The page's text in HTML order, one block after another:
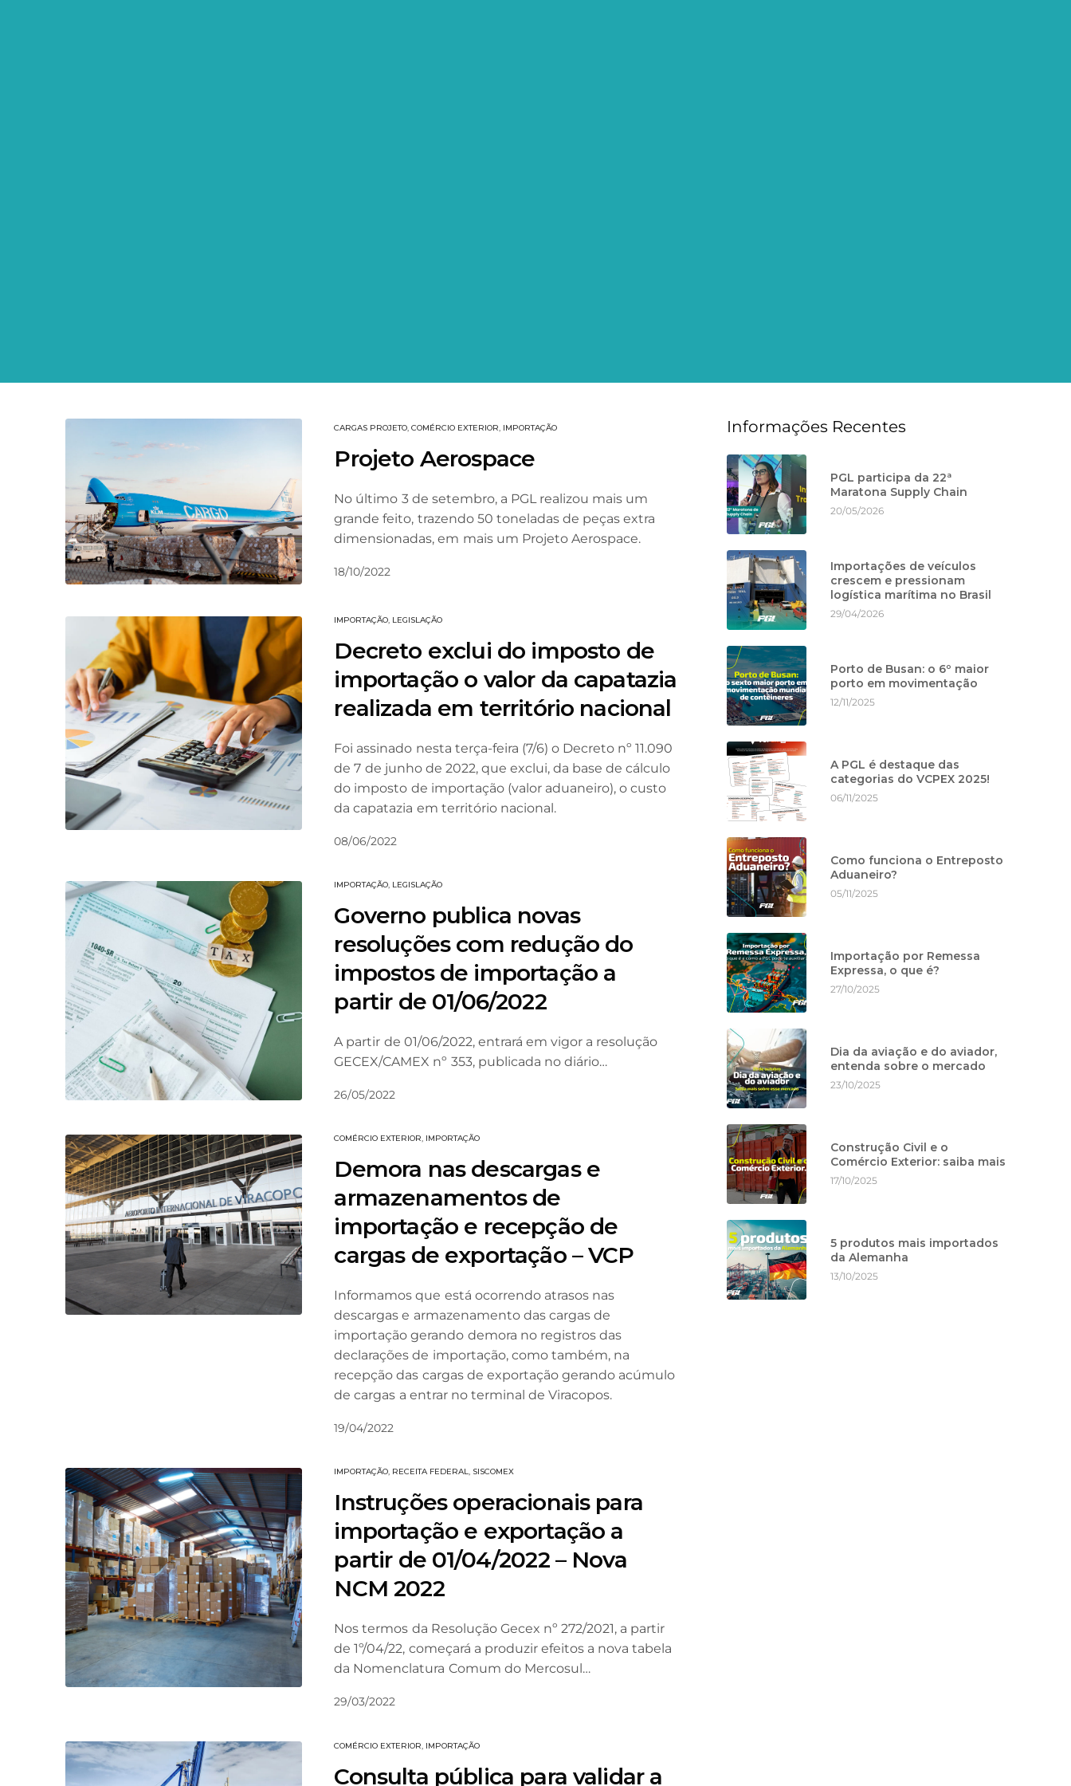
CARGAS PROJETO,COMÉRCIO EXTERIOR, IMPORTAÇÃO
Projeto Aerospace
No último 3 de setembro, a PGL realizou mais um
grande feito, trazendo 50 toneladas de peças extra
dimensionadas, em mais um Projeto Aerospace.
18/10/2022
IMPORTAÇÃO, LEGISLAÇÃO
Decreto exclui do imposto de
importação o valor da capatazia
realizada em território nacional
Foi assinado nesta terça-feira (7/6) o Decreto nº 11.090
de 7 de junho de 2022, que exclui, da base de cálculo
do imposto de importação (valor aduaneiro), o custo
da capatazia em território nacional.
08/06/2022
IMPORTAÇÃO, LEGISLAÇÃO
Governo publica novas
resoluções com redução do
impostos de importação a
partir de 01/06/2022
A partir de 01/06/2022, entrará em vigor a resolução
GECEX/CAMEX nº 353, publicada no diário…
26/05/2022
COMÉRCIO EXTERIOR, IMPORTAÇÃO
Demora nas descargas e
armazenamentos de
importação e recepção de
cargas de exportação – VCP
Informamos que está ocorrendo atrasos nas
descargas e armazenamento das cargas de
importação gerando demora no registros das
declarações de importação, como também, na
recepção das cargas de exportação gerando acúmulo
de cargas a entrar no terminal de Viracopos.
19/04/2022
IMPORTAÇÃO, RECEITA FEDERAL, SISCOMEX
Instruções operacionais para
importação e exportação a
partir de 01/04/2022 – Nova
NCM 2022
Nos termos da Resolução Gecex nº 272/2021, a partir
de 1º/04/22, começará a produzir efeitos a nova tabela
da Nomenclatura Comum do Mercosul…
29/03/2022
COMÉRCIO EXTERIOR, IMPORTAÇÃO
Consulta pública para validar a
Informações Recentes
PGL participa da 22ª
Maratona Supply Chain
20/05/2026
Importações de veículos
crescem e pressionam
logística marítima no Brasil
29/04/2026
Porto de Busan: o 6º maior
porto em movimentação
12/11/2025
A PGL é destaque das
categorias do VCPEX 2025!
06/11/2025
Como funciona o Entreposto
Aduaneiro?
05/11/2025
Importação por Remessa
Expressa, o que é?
27/10/2025
Dia da aviação e do aviador,
entenda sobre o mercado
23/10/2025
Construção Civil e o
Comércio Exterior: saiba mais
17/10/2025
5 produtos mais importados
da Alemanha
13/10/2025